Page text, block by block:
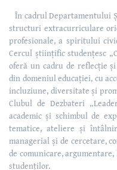
În cadrul Departamentului
structuri extracurriculare
profesionale, a spiritului
Cercul științific studențesc
oferă un cadru de reflecție
din domeniul educației, cu
incluziune, diversitate și
Clubul de Dezbateri
academic și schimbul de
tematice, ateliere și
managerial și de cercetare,
de comunicare,
studenților.